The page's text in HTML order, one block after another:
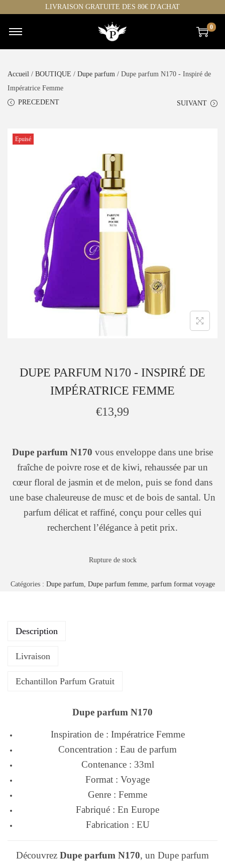
LIVRAISON GRATUITE DES 80€ D'ACHAT
0
Accueil / BOUTIQUE / Dupe parfum / Dupe parfum N170 - Inspiré de
Impératrice Femme
PRECEDENT
SUIVANT
Epuisé
DUPE PARFUM N170 - INSPIRÉ DE
IMPÉRATRICE FEMME
€13,99
Dupe parfum N170 vous enveloppe dans une brise
fraîche de poivre rose et de kiwi, rehaussée par un
cœur floral de jasmin et de melon, puis se fond dans
une base chaleureuse de musc et de bois de santal. Un
parfum délicat et raffiné, conçu pour celles qui
recherchent l’élégance à petit prix.
Rupture de stock
Catégories : Dupe parfum, Dupe parfum femme, parfum format voyage
Description
Livraison
Echantillon Parfum Gratuit
Dupe parfum N170
Inspiration de : Impératrice Femme
Concentration : Eau de parfum
Contenance : 33ml
Format : Voyage
Genre : Femme
Fabriqué : En Europe
Fabrication : EU
Découvrez Dupe parfum N170, un Dupe parfum